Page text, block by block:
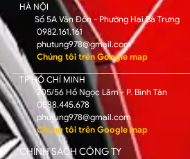
HÀ NỘI
Số 5A Vân Đồn - Phường Hai Bà Trưng
0982.161.161
phutung978@gmail.com
Chúng tôi trên Google map
TP HỒ CHÍ MINH
205/56 Hồ Ngọc Lãm - P. Bình Tân
0588.445.678
phutung978@gmail.com
Chúng tôi trên Google map
CHÍNH SÁCH CÔNG TY